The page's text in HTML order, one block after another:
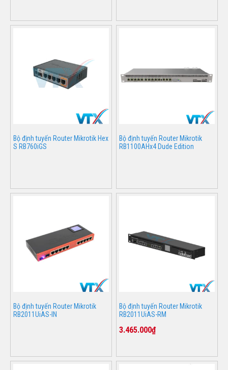
Bộ định tuyến Router Mikrotik Hex
S RB760iGS
Bộ định tuyến Router Mikrotik
RB1100AHx4 Dude Edition
Bộ định tuyến Router Mikrotik
RB2011UiAS-IN
Bộ định tuyến Router Mikrotik
RB2011UiAS-RM
3.465.000₫